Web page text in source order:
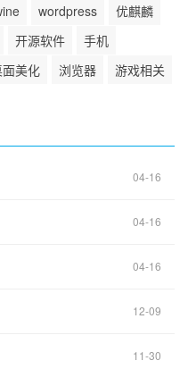
wordpress
优麒麟
开源软件
手机
美化 浏览器
游戏相关
04-16
04-16
04-16
12-09
11-30